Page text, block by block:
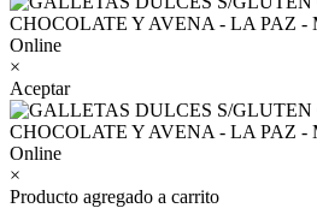
×
Aceptar
×
Producto agregado a carrito